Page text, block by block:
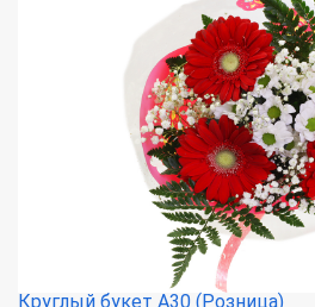
Круглый букет А30 (Розница)